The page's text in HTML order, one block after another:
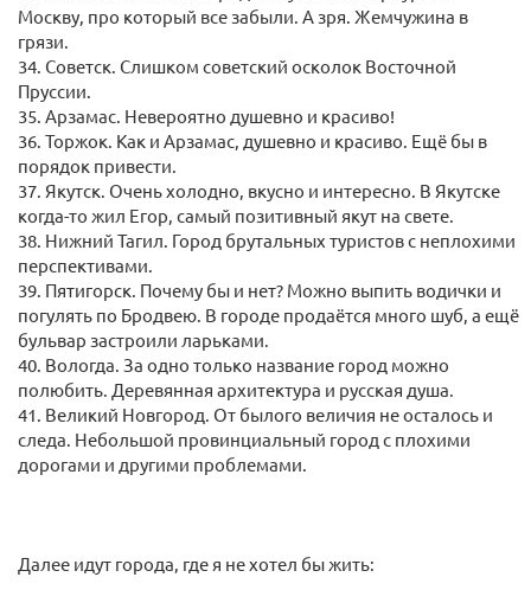
Москву, про который все забыли. А зря. Жемчужина в
грязи.
34. Советск. Слишком советский осколок Восточной
Пруссии.
35. Арзамас. Невероятно душевно и красиво!
36. Торжок. Как и Арзамас, душевно и красиво. Ещё бы в
порядок привести.
37. Якутск. Очень холодно, вкусно и интересно. В Якутске
когда-то жил Егор, самый позитивный якут на свете.
38. Нижний Тагил. Город брутальных туристов с неплохими
перспективами.
39. Пятигорск. Почему бы и нет? Можно выпить водички и
погулять по Бродвею. В городе продаётся много шуб, а ещё
бульвар застроили ларьками.
40. Вологда. За одно только название город можно
полюбить. Деревянная архитектура и русская душа.
41. Великий Новгород. От былого величия не осталось и
следа. Небольшой провинциальный город с плохими
дорогами и другими проблемами.
Далее идут города, где я не хотел бы жить: